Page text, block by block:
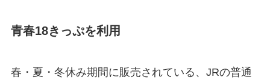
青春18きっぷを利用
春・夏・冬休み期間に販売されている、JRの普通